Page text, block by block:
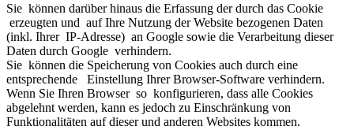
Sie können darüber hinaus die Erfassung der durch das Cookie
erzeugten und auf Ihre Nutzung der Website bezogenen Daten
(inkl. Ihrer IP-Adresse) an Google sowie die Verarbeitung dieser
Daten durch Google verhindern.
Sie können die Speicherung von Cookies auch durch eine
entsprechende Einstellung Ihrer Browser-Software verhindern.
Wenn Sie Ihren Browser so konfigurieren, dass alle Cookies
abgelehnt werden, kann es jedoch zu Einschränkung von
Funktionalitäten auf dieser und anderen Websites kommen.